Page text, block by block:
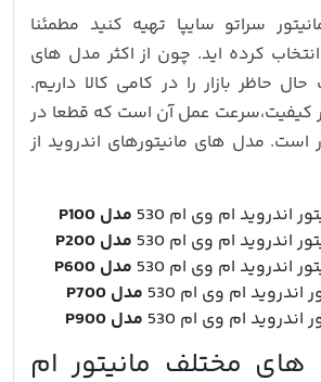
سراتو سایپا تهیه کنید مطمئنا
کرده اید. چون از اکثر مدل های
حاظر بازار را در کامی کالا داریم.
کیفیت،سرعت عمل آن است که قطعا در
است. مدل های مانیتورهای اندروید از
اندروید ام وی ام 530
مدل P100
اندروید ام وی ام 530
مدل P200
اندروید ام وی ام 530
مدل P600
اندروید ام وی ام 530
مدل P700
اندروید ام وی ام 530 مدل P900
مختلف مانیتور ام